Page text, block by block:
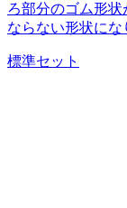
ろ部分のゴム形
ならない形状にな
標準セット